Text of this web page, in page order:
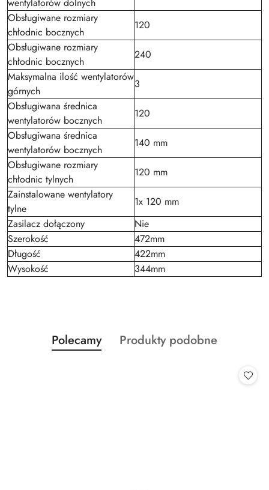
wentylatorów dolnych
Obsługiwane rozmiary
chłodnic bocznych
120
Obsługiwane rozmiary
chłodnic bocznych
240
Maksymalna ilość wentylatorów
górnych
3
Obsługiwana średnica
wentylatorów bocznych
120
Obsługiwana średnica
wentylatorów bocznych
140 mm
Obsługiwane rozmiary
chłodnic tylnych
120 mm
Zainstalowane wentylatory
tylne
1x 120 mm
Zasilacz dołączony
Nie
Szerokość
472mm
Długość
422mm
Wysokość
344mm
Pomiń karuzelę produktów
Produkty
o
Polecamy
Produkty
Produkty podobne